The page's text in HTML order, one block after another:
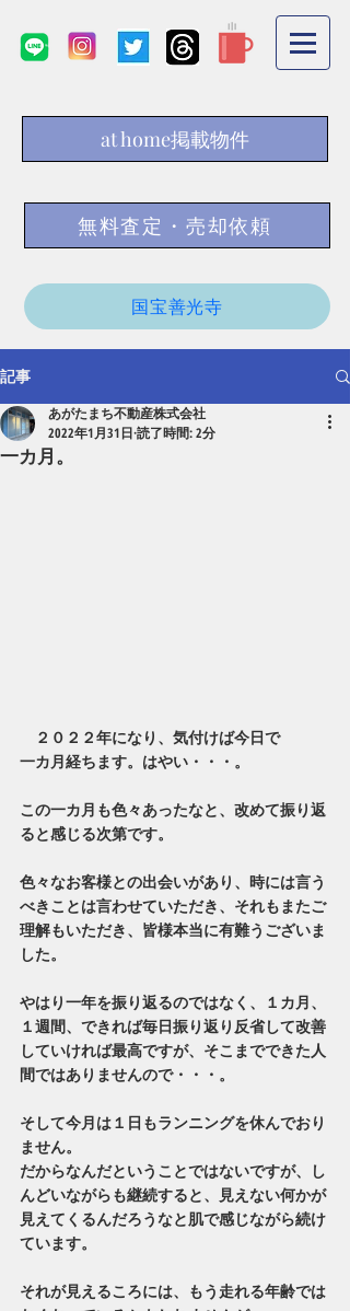
at home掲載物件
無料査定・売却依頼
国宝善光寺
記事
一カ月。
あがたまち不動産株式会社
2022年1月31日 読了時間: 2分
２０２２年になり、気付けば今日で
一カ月経ちます。はやい・・・。
この一カ月も色々あったなと、改めて振り返
ると感じる次第です。
色々なお客様との出会いがあり、時には言う
べきことは言わせていただき、それもまたご
理解もいただき、皆様本当に有難うございま
した。
やはり一年を振り返るのではなく、１カ月、
１週間、できれば毎日振り返り反省して改善
していければ最高ですが、そこまでできた人
間ではありませんので・・・。
そして今月は１日もランニングを休んでおり
ません。
だからなんだということではないですが、し
んどいながらも継続すると、見えない何かが
見えてくるんだろうなと肌で感じながら続け
ています。
それが見えるころには、もう走れる年齢では